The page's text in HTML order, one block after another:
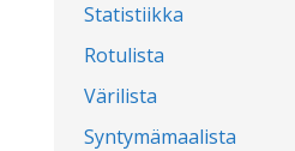
Statistiikka
Rotulista
Värilista
Syntymämaalista